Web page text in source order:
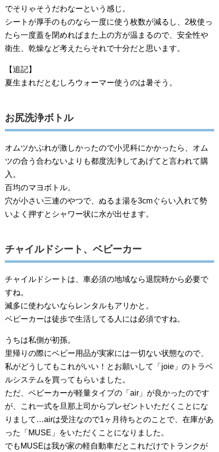
でそりゃそうだわなーという感じ。
シートが厚手のものなら一度に使う枚数が減るし、2枚使っ
たら一度蓋を閉めればまた上の方が温まるので、安全性や
衛生、乾燥など考えたらそれで十分だと思います。
【追記】
夏生まれだとむしろウォーマー使うのは暑そう。
お尻洗浄ボトル
オムツかぶれが激しかったので小児科にかかったら、オム
ツの合う合わないよりも都度洗浄してあげてと言われて購
入。
百均のマヨボトル。
穴が小さい三連のやつで、ぬるま湯を3cmぐらい入れて勢
いよく押すとシャワー状に水が出せます。
チャイルドシート、ベビーカー
チャイルドシートは、車必須の地域なら退院時から必要で
すね。
滅多に使わないならレンタルもアリかと。
ベビーカーは徒歩で生活してる人には必須ですね。
うちは私側が初孫。
里帰りの際にベビー用品が実家には一切ない状態なので、
私がどうしてもこれがいい！とお願いして「joie」のトラベ
ルシステムを買ってもらいました。
ただ、ベビーカーが軽量タイプの「air」が良かったのです
が、これ一式を旦那上司からプレゼントいただくことにな
りまして…airは受注なので1ヶ月待ちとのことで、在庫があ
った「MUSE」をいただくことになりました。
でもMUSEは我が家の軽自動車だとこれだけでトランクが